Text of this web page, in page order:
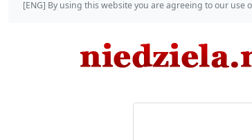
[ENG] By using this website you are agreeing to our use